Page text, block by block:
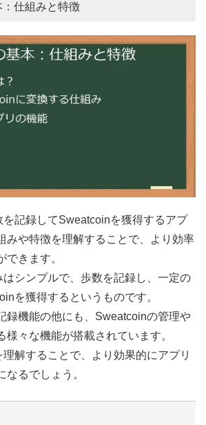
仕組みと特徴
記録してSweatcoinを獲得するアプ
みや特徴を理解することで、より効率
できます。
シンプルで、歩数を記録し、一定の
を獲得するというものです。
録機能の他にも、Sweatcoinの管理や
様々な機能が搭載されています。
解することで、より効果的にアプリ
なるでしょう。